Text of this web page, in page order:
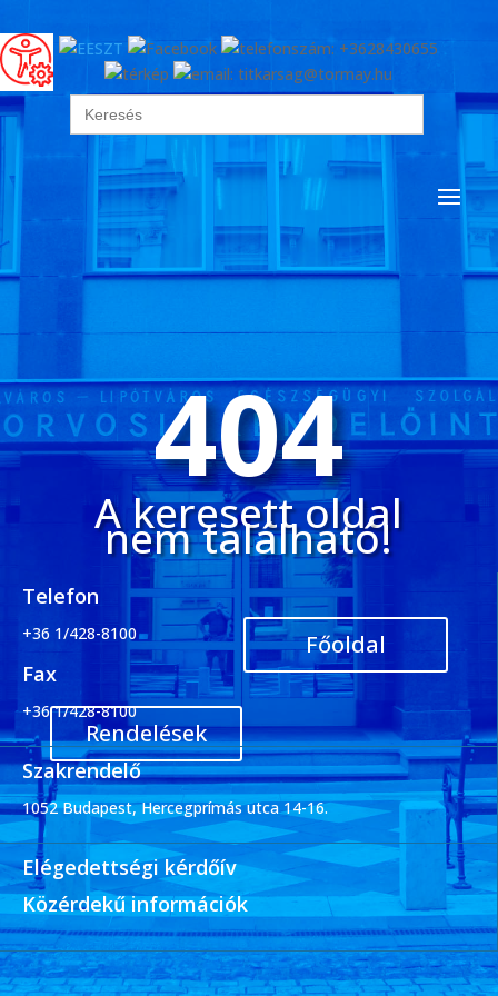
Search
for:
404
A keresett oldal
nem található!
Főoldal
Rendelések
Telefon
+36 1/428-8100
Fax
+36 1/428-8100
Szakrendelő
1052 Budapest, Hercegprímás utca 14-16.
Elégedettségi kérdőív
Közérdekű információk